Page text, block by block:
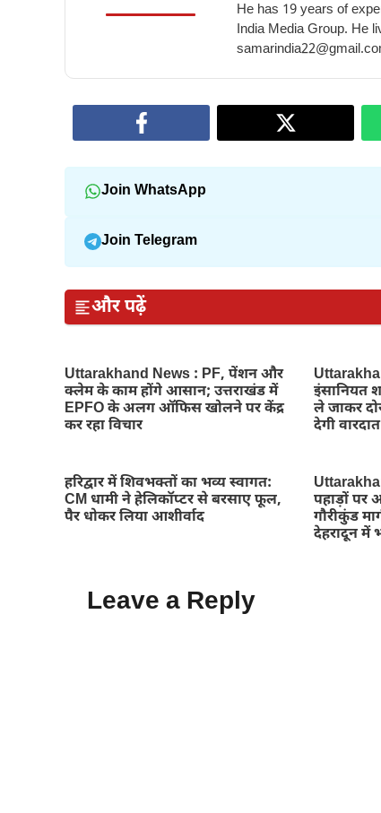
He has 19 years of
India Media Group. He
Join WhatsApp
Join Telegram
और पढ़ें
Uttarakhand News : PF, पेंशन और
क्लेम के काम होंगे आसान; उत्तराखंड में
EPFO के अलग ऑफिस खोलने पर केंद्र
कर रहा विचार
इंसानियत
ले जाकर
देगी वारदात
हरिद्वार में शिवभक्तों का भव्य स्वागत:
CM धामी ने हेलिकॉप्टर से बरसाए फूल,
पैर धोकर लिया आशीर्वाद
पहाड़ों पर
गौरीकुंड
देहरादून में
Leave a Reply